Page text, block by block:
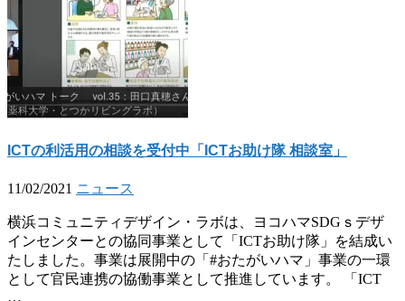
ICTの利活用の相談を受付中「ICTお助け隊 相談室」
11/02/2021 ニュース
横浜コミュニティデザイン・ラボは、ヨコハマSDGｓデザ
インセンターとの協同事業として「ICTお助け隊」を結成い
たしました。事業は展開中の「#おたがいハマ」事業の一環
として官民連携の協働事業として推進しています。 「ICT
…